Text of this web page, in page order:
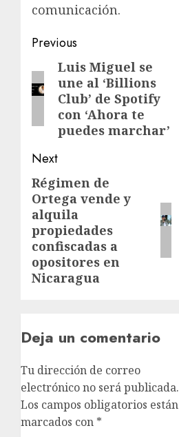
comunicación.
Previous
Luis Miguel se
une al ‘Billions
Club’ de Spotify
con ‘Ahora te
puedes marchar’
Next
Régimen de
Ortega vende y
alquila
propiedades
confiscadas a
opositores en
Nicaragua
Deja un comentario
Tu dirección de correo
electrónico no será publicada.
Los campos obligatorios están
marcados con *